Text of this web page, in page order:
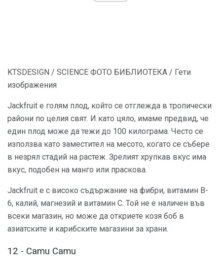
KTSDESIGN / SCIENCE ФОТО БИБЛИОТЕКА / Гети
изображения
Jackfruit е голям плод, който се отглежда в тропически
райони по целия свят. И като цяло, имаме предвид, че
един плод може да тежи до 100 килограма. Често се
използва като заместител на месото, когато се събере
в незрял стадий на растеж. Зрелият хрупкав вкус има
вкус, подобен на манго или праскова.
Jackfruit е с високо съдържание на фибри, витамин B-
6, калий, магнезий и витамин С. Той не е наличен във
всеки магазин, но може да откриете козя боб в
азиатските и карибските магазини за храни.
12 - Camu Camu